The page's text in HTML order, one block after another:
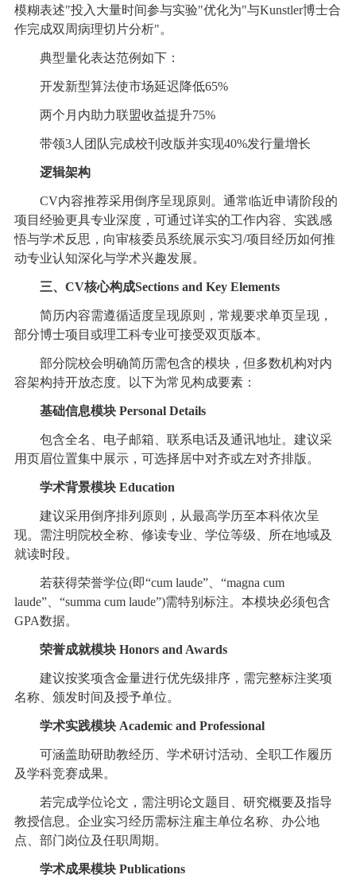
模糊表述"投入大量时间参与实验"优化为"与Kunstler博士合
作完成双周病理切片分析"。
典型量化表达范例如下：
开发新型算法使市场延迟降低65%
两个月内助力联盟收益提升75%
带领3人团队完成校刊改版并实现40%发行量增长
逻辑架构
CV内容推荐采用倒序呈现原则。通常临近申请阶段的
项目经验更具专业深度，可通过详实的工作内容、实践感
悟与学术反思，向审核委员系统展示实习/项目经历如何推
动专业认知深化与学术兴趣发展。
三、CV核心构成Sections and Key Elements
简历内容需遵循适度呈现原则，常规要求单页呈现，
部分博士项目或理工科专业可接受双页版本。
部分院校会明确简历需包含的模块，但多数机构对内
容架构持开放态度。以下为常见构成要素：
基础信息模块 Personal Details
包含全名、电子邮箱、联系电话及通讯地址。建议采
用页眉位置集中展示，可选择居中对齐或左对齐排版。
学术背景模块 Education
建议采用倒序排列原则，从最高学历至本科依次呈
现。需注明院校全称、修读专业、学位等级、所在地域及
就读时段。
若获得荣誉学位(即“cum laude”、“magna cum
laude”、“summa cum laude”)需特别标注。本模块必须包含
GPA数据。
荣誉成就模块 Honors and Awards
建议按奖项含金量进行优先级排序，需完整标注奖项
名称、颁发时间及授予单位。
学术实践模块 Academic and Professional
可涵盖助研助教经历、学术研讨活动、全职工作履历
及学科竞赛成果。
若完成学位论文，需注明论文题目、研究概要及指导
教授信息。企业实习经历需标注雇主单位名称、办公地
点、部门岗位及任职周期。
学术成果模块 Publications